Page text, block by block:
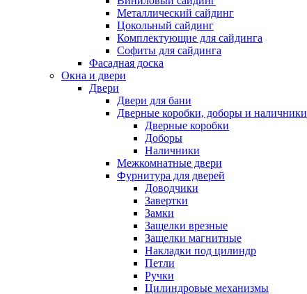
Металлический сайдинг
Цокольный сайдинг
Комплектующие для сайдинга
Софиты для сайдинга
Фасадная доска
Окна и двери
Двери
Двери для бани
Дверные коробки, доборы и наличники
Дверные коробки
Доборы
Наличники
Межкомнатные двери
Фурнитура для дверей
Доводчики
Завертки
Замки
Защелки врезные
Защелки магнитные
Накладки под цилиндр
Петли
Ручки
Цилиндровые механизмы